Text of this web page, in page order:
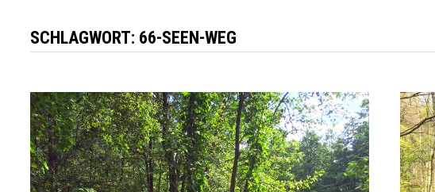
SCHLAGWORT: 66-SEEN-WEG